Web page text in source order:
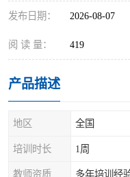
发布日期： 2026-08-07
阅 读 量： 419
产品描述
地区 全国
培训时长 1周
教师资质 多年培训经